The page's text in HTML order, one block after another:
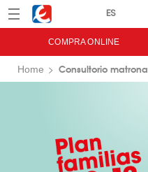
Menú Eroski
COMPRA ONLINE
Home Consultorio matrona